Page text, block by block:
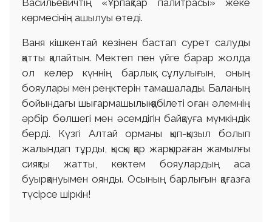
Васильевичтің «Ұрпақтар палитрасы» жеке
көрмесінің ашылуы өтеді.
Ваня кішкентай кезінен бастап сурет салуды
қатты қалайтын. Мектеп пен үйге барар жолда
ол келер күннің барлық сұлулығын, оның
бояулары мен реңктерін тамашалады. Баланың
бойындағы шығармашылық қабілеті оған әлемнің
әрбір бөлшегі мен әсемдігін байқауға мүмкіндік
берді. Күзгі Алтай орманы қып-қызыл болып
жалындап тұрды, қысқы қар жарқыраған жамылғы
сияқты жатты, көктем бояулардың аса
буырқануымен оянды. Осының барлығын қағазға
түсірсе шіркін!